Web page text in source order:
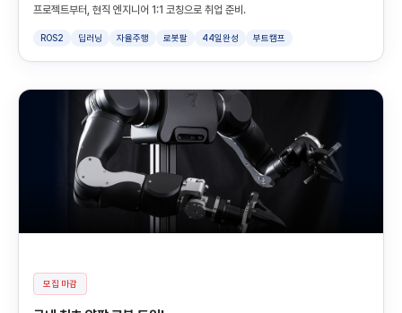
프로젝트부터, 현직 엔지니어 1:1 코칭으로 취업 준비.
ROS2 딥러닝 자율주행 로봇팔 44일완성 부트캠프
모집 마감